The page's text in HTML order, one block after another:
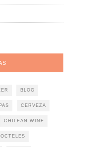
BLOG
CERVEZA
CHILEAN WINE